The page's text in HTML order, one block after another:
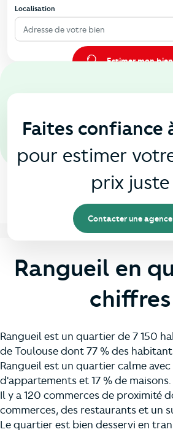
Localisation
Adresse de votre bien
Estimer mon bien
En
Faites confiance
pour estimer
prix juste
Contacter une agence
Rangueil en
chiffres
Rangueil est un quartier de 7 150
de Toulouse dont 77 % des
Rangueil est un quartier calme avec
d'appartements et 17 % de maisons.
Il y a 120 commerces de proximité
commerces, des restaurants et un
Le quartier est bien desservi en